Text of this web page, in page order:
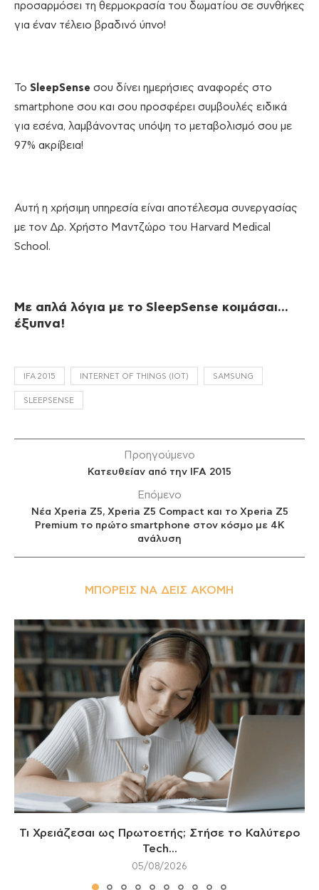
προσαρμόσει τη θερμοκρασία του δωματίου σε συνθήκες
για έναν τέλειο βραδινό ύπνο!
Το SleepSense σου δίνει ημερήσιες αναφορές στο
smartphone σου και σου προσφέρει συμβουλές ειδικά
για εσένα, λαμβάνοντας υπόψη το μεταβολισμό σου με
97% ακρίβεια!
Αυτή η χρήσιμη υπηρεσία είναι αποτέλεσμα συνεργασίας
με τον Δρ. Χρήστο Μαντζώρο του Harvard Medical
School.
Με απλά λόγια με το SleepSense κοιμάσαι…
έξυπνα!
IFA 2015 INTERNET OF THINGS (IOT) SAMSUNG
SLEEPSENSE
Προηγούμενο
Κατευθείαν από την IFA 2015
Επόμενο
Nέα Xperia Z5, Xperia Z5 Compact και το Xperia Z5
Premium το πρώτο smartphone στον κόσμο με 4K
ανάλυση
ΜΠΟΡΕΊΣ ΝΑ ΔΕΙΣ ΑΚΌΜΗ
Τι Χρειάζεσαι ως Πρωτοετής; Στήσε το Καλύτερο
Tech...
05/08/2026